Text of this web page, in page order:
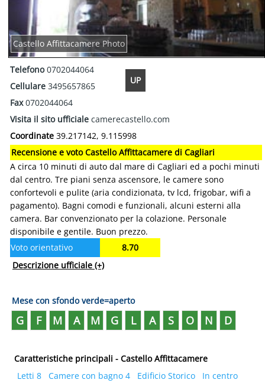
UP
Castello Affittacamere Photo
Telefono0702044064
Cellulare 3495657865
Fax0702044064
Visita il sito ufficiale camerecastello.com
Coordinate 39.217142, 9.115998
Recensione e voto Castello Affittacamere di Cagliari
A circa 10 minuti di auto dal mare di Cagliari ed a pochi minuti
dal centro. Tre piani senza ascensore, le camere sono
confortevoli e pulite (aria condizionata, tv lcd, frigobar, wifi a
pagamento). Bagni comodi e funzionali, alcuni esterni alla
camera. Bar convenzionato per la colazione. Personale
disponibile e gentile. Buon prezzo.
Voto orientativo
8.70
Descrizione ufficiale (+)
Mese con sfondo verde=aperto
G F M A M G L A S O N D
Caratteristiche principali - Castello Affittacamere
Letti 8
Camere con bagno 4 Edificio Storico
In centro